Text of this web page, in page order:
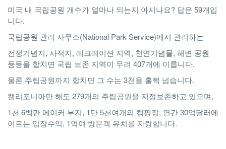
미국 내 국립공원 개수가 얼마나 되는지 아시나요? 답은 59개입
니다.
국립공원 관리 사무소(National Park Service)에서 관리하는
전쟁기념지, 사적지, 레크레이션 지역, 천연기념물, 해변 공원
등등을 합치면 국립 보존 지역이 무려 407개에 이릅니다.
물론 주립공원까지 합치면 그 수는 3천을 훌쩍 넘습니다.
캘리포니아만 해도 279개의 주립공원을 지정보존하고 있으며,
1천 6백만 에이커 부지, 1만 5천여개의 캠핑장, 연간 30억달러에
이르는 입장수익, 1억여 방문객 유치를 자랑합니다.